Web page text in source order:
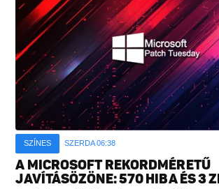
SZÍNES SZERDA 06:38
A MICROSOFT REKORDMÉRETŰ
JAVÍTÁSÖZÖNE: 570 HIBA ÉS 3